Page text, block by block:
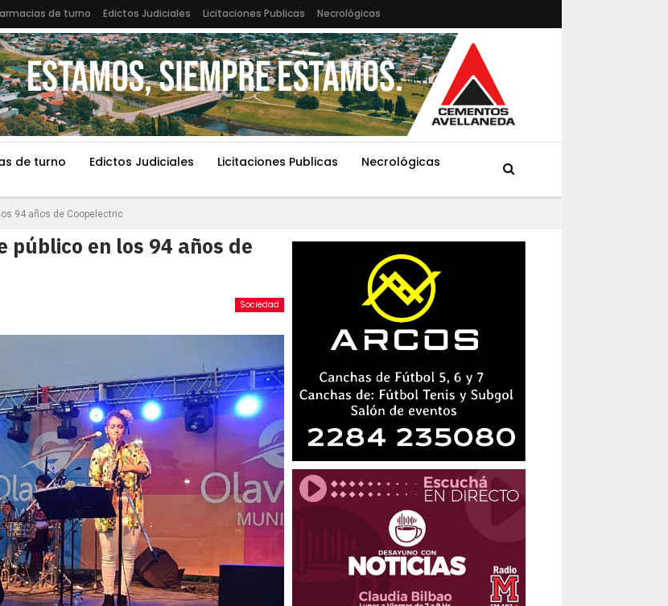
de turno Edictos Judiciales Licitaciones Publicas Necrológicas
de turno Edictos Judiciales Licitaciones Publicas Necrológicas
94 años de Coopelectric
público en los 94 años de
Sociedad